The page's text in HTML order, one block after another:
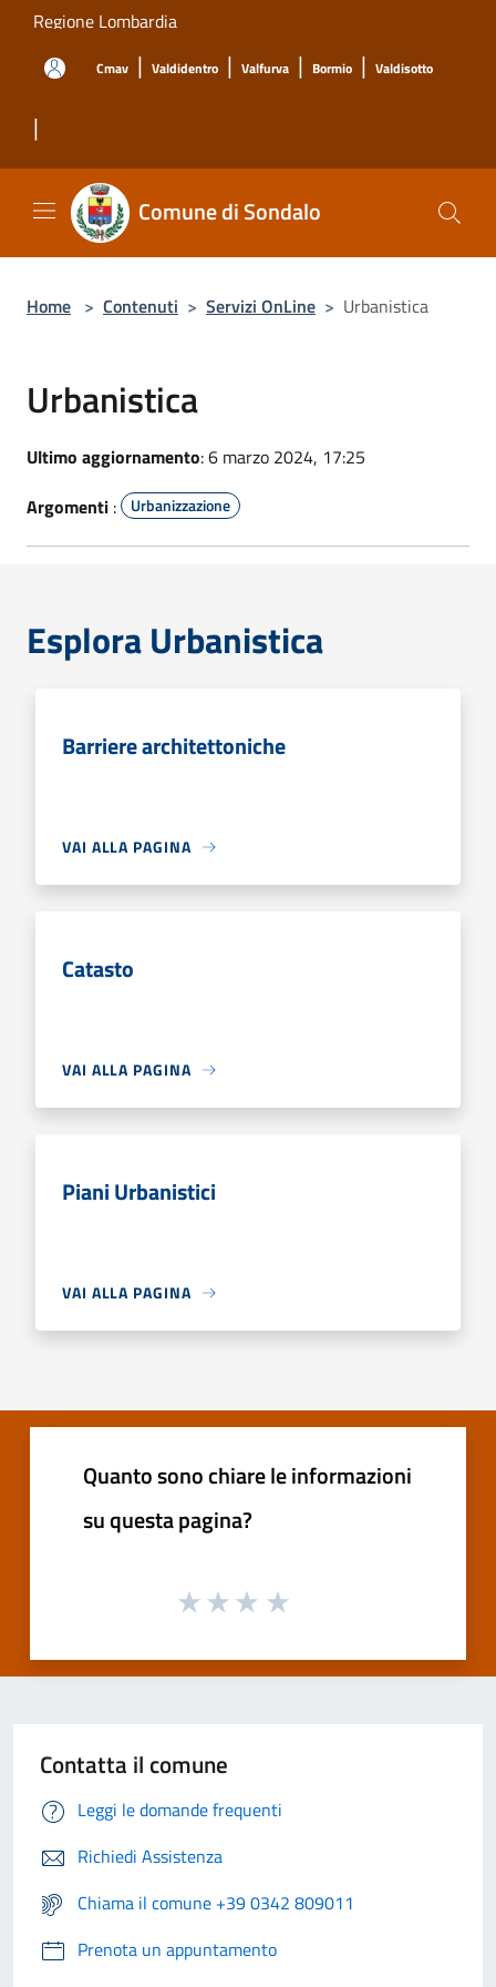
Salta al contenuto principale
Regione Lombardia
Cmav | Valdidentro | Valfurva | Bormio | Valdisotto
|
Comune di Sondalo
Home > Contenuti > Servizi OnLine > Urbanistica
Urbanistica
Ultimo aggiornamento: 6 marzo 2024, 17:25
Argomenti : Urbanizzazione
Esplora Urbanistica
Barriere architettoniche
VAI ALLA PAGINA
Catasto
VAI ALLA PAGINA
Piani Urbanistici
VAI ALLA PAGINA
Quanto sono chiare le informazioni
su questa pagina?
Contatta il comune
Leggi le domande frequenti
Richiedi Assistenza
Chiama il comune +39 0342 809011
Prenota un appuntamento